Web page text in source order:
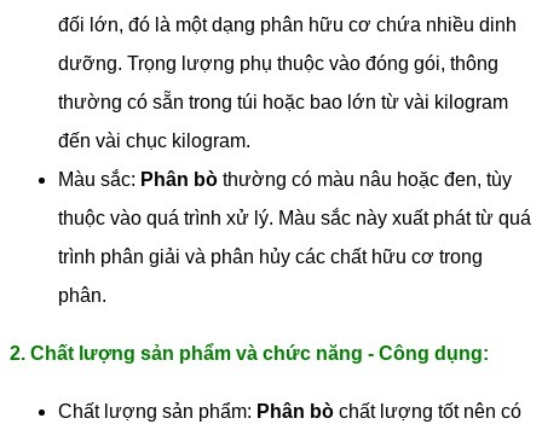
đối lớn, đó là một dạng phân hữu cơ chứa nhiều dinh
dưỡng. Trọng lượng phụ thuộc vào đóng gói, thông
thường có sẵn trong túi hoặc bao lớn từ vài kilogram
đến vài chục kilogram.
Màu sắc: Phân bò thường có màu nâu hoặc đen, tùy
thuộc vào quá trình xử lý. Màu sắc này xuất phát từ quá
trình phân giải và phân hủy các chất hữu cơ trong
phân.
2. Chất lượng sản phẩm và chức năng - Công dụng:
Chất lượng sản phẩm: Phân bò chất lượng tốt nên có